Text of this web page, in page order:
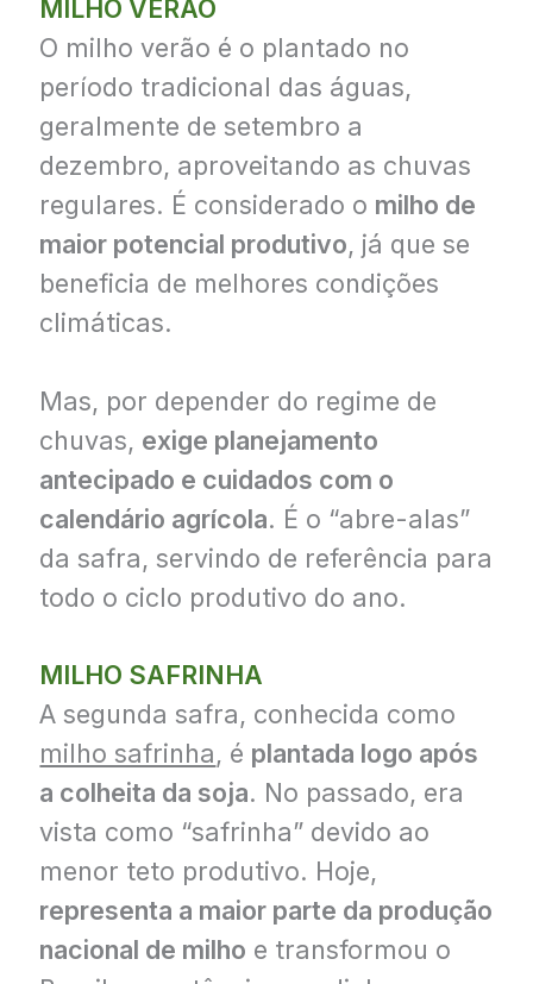
MILHO VERÃO
O milho verão é o plantado no
período tradicional das águas,
geralmente de setembro a
dezembro, aproveitando as chuvas
regulares. É considerado o milho de
maior potencial produtivo, já que se
beneficia de melhores condições
climáticas.
Mas, por depender do regime de
chuvas, exige planejamento
antecipado e cuidados com o
calendário agrícola. É o “abre-alas”
da safra, servindo de referência para
todo o ciclo produtivo do ano.
MILHO SAFRINHA
A segunda safra, conhecida como
milho safrinha, é plantada logo após
a colheita da soja. No passado, era
vista como “safrinha” devido ao
menor teto produtivo. Hoje,
representa a maior parte da produção
nacional de milho e transformou o